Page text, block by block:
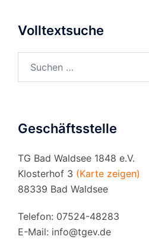
Volltextsuche
Geschäftsstelle
TG Bad Waldsee 1848 e.V.
Klosterhof 3 (Karte zeigen)
88339 Bad Waldsee
Telefon: 07524-48283
E-Mail: info@tgev.de